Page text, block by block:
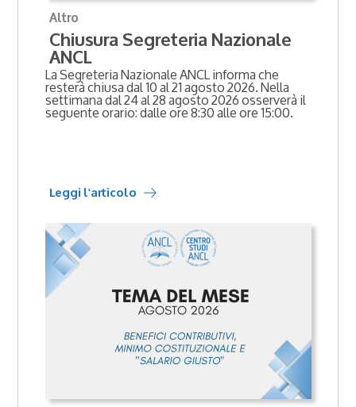
Altro
Chiusura Segreteria Nazionale
ANCL
La Segreteria Nazionale ANCL informa che
resterà chiusa dal 10 al 21 agosto 2026. Nella
settimana dal 24 al 28 agosto 2026 osserverà il
seguente orario: dalle ore 8:30 alle ore 15:00.
Leggi l'articolo